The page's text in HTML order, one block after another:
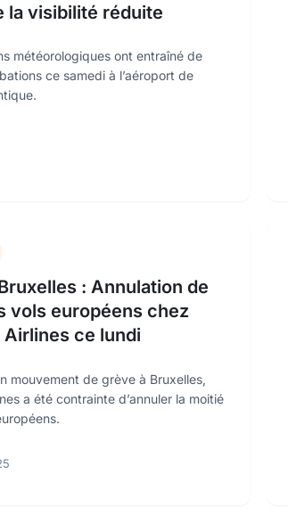
la visibilité réduite
météorologiques ont entraîné de
ce samedi à l’aéroport de
: Annulation de
vols européens chez
Airlines ce lundi
mouvement de grève à Bruxelles,
a été contrainte d’annuler la moitié